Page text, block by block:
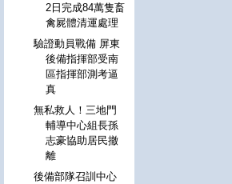
2日完成84萬隻畜
禽屍體清運處理
驗證動員戰備 屏東
後備指揮部受南
區指揮部測考逼
真
無私救人！三地門
輔導中心組長孫
志豪協助居民撤
離
後備部隊召訓中心